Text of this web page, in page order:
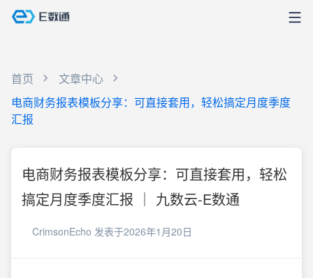
首页
文章中心
电商财务报表模板分享：可直接套用，轻松搞定月度季度
汇报
电商财务报表模板分享：可直接套用，轻松
搞定月度季度汇报 ｜ 九数云-E数通
CrimsonEcho 发表于2026年1月20日